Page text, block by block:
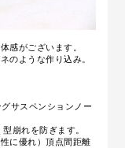
感がございます。
のような作り込み。
サスペンションノー
崩れを防ぎます。
性に優れ）頂点間距離